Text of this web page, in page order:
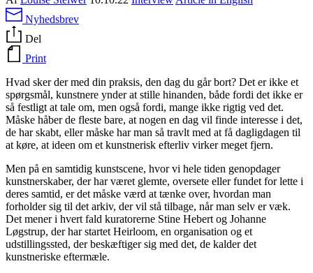
Nyhedsbrev
Del
Print
Hvad sker der med din praksis, den dag du går bort? Det er ikke et
spørgsmål, kunstnere ynder at stille hinanden, både fordi det ikke er
så festligt at tale om, men også fordi, mange ikke rigtig ved det.
Måske håber de fleste bare, at nogen en dag vil finde interesse i det,
de har skabt, eller måske har man så travlt med at få dagligdagen til
at køre, at ideen om et kunstnerisk efterliv virker meget fjern.
Men på en samtidig kunstscene, hvor vi hele tiden genopdager
kunstnerskaber, der har været glemte, oversete eller fundet for lette i
deres samtid, er det måske værd at tænke over, hvordan man
forholder sig til det arkiv, der vil stå tilbage, når man selv er væk.
Det mener i hvert fald kuratorerne Stine Hebert og Johanne
Løgstrup, der har startet Heirloom, en organisation og et
udstillingssted, der beskæftiger sig med det, de kalder det
kunstneriske eftermæle.